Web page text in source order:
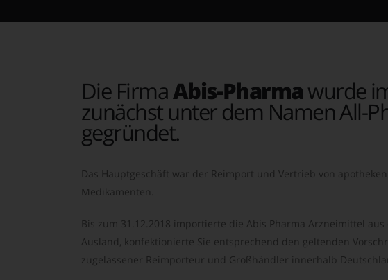
Die FirmaAbis-Pharmawurde
zunächst unter dem Namen All-
gegründet.
Das Hauptgeschäft war der Reimport und Vertrieb von
Medikamenten.
Bis zum 31.12.2018 importierte die Abis Pharma Arzneimittel
Ausland, konfektionierte Sie entsprechend den geltenden
zugelassener Reimporteur und Großhändler innerhalb